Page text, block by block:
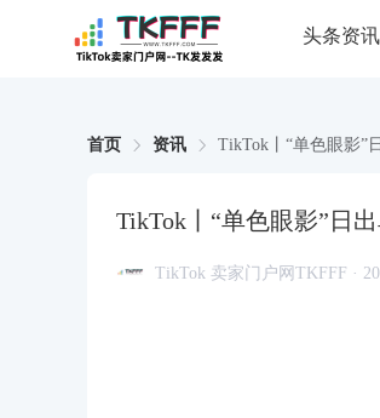
头条资讯
首页 资讯 TikTok丨“单色眼影”
TikTok丨“单色眼影”日
TikTok 卖家门户网TKFFF ·